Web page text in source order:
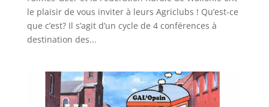
le plaisir de vous inviter à leurs Agriclubs ! Qu’est-ce
que c’est? Il s’agit d’un cycle de 4 conférences à
destination des...